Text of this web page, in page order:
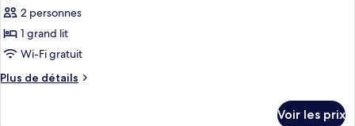
pour
ce
type
chambre :
2 personnes
1 grand lit
Wi-Fi gratuit
Plus de détails
Plus
Voir les prix